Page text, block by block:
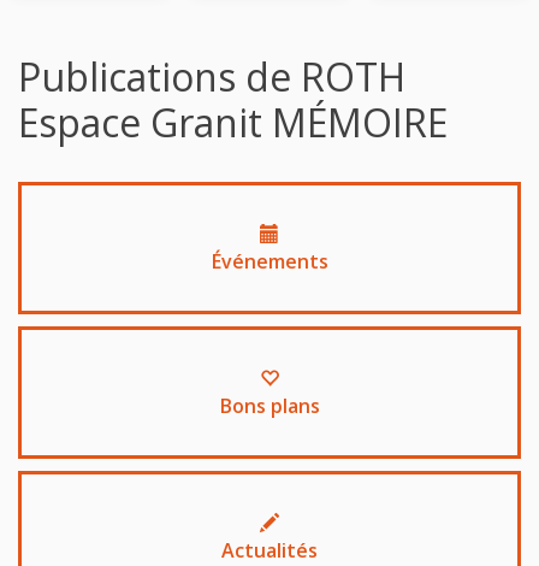
Publications de ROTH
Espace Granit MÉMOIRE
Événements
Bons plans
Actualités